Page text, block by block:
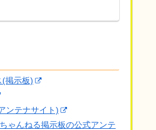
(掲示板)
ンテナサイト)
ゃんねる掲示板の公式アンテ